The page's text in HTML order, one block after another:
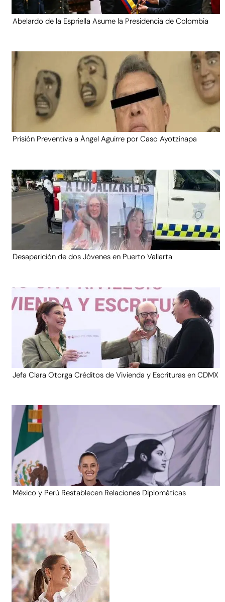
Abelardo de la Espriella Asume la Presidencia de Colombia
Prisión Preventiva a Ángel Aguirre por Caso Ayotzinapa
Desaparición de dos Jóvenes en Puerto Vallarta
Jefa Clara Otorga Créditos de Vivienda y Escrituras en CDMX
México y Perú Restablecen Relaciones Diplomáticas